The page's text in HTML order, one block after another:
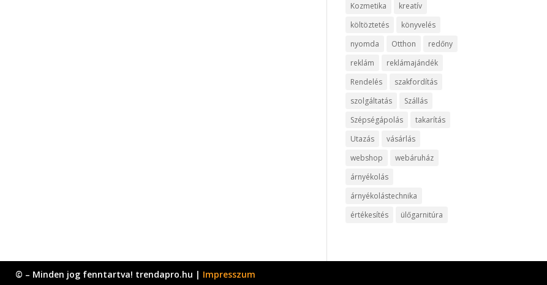
Kozmetika
kreatív
költöztetés
könyvelés
nyomda
Otthon
redőny
reklám
reklámajándék
Rendelés
szakfordítás
szolgáltatás
Szállás
Szépségápolás
takarítás
Utazás
vásárlás
webshop
webáruház
árnyékolás
árnyékolástechnika
értékesítés
ülőgarnitúra
© – Minden jog fenntartva! trendapro.hu | Impresszum